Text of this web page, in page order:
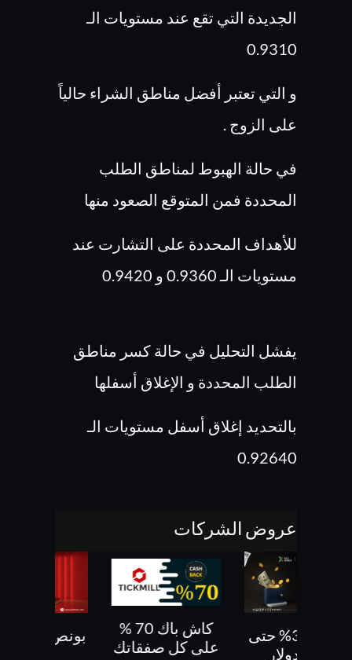
الجديدة التي تقع عند مستويات الـ
0.9310
و التي تعتبر أفضل مناطق الشراء حالياً
على الزوج .
في حالة الهبوط لمناطق الطلب
المحددة فمن المتوقع الصعود منها
للأهداف المحددة على التشارت عند
مستويات الـ 0.9360 و 0.9420
يفشل التحليل في حالة كسر مناطق
الطلب المحددة و الإغلاق أسفلها
بالتحديد إغلاق أسفل مستويات الـ
0.92640
عروض الشركات
بونص 30% حتى
كاش باك 70 %
على كل صفقاتك